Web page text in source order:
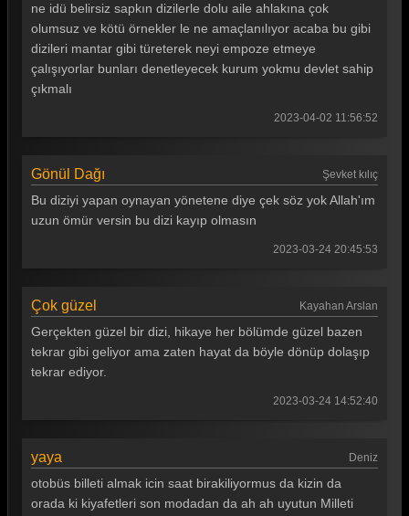
Gönül Dağı 83. Bölüm
Gönül Dağı 82. Bölüm
Gönül Dağı 81. Bölüm
Gönül Dağı 78. Bölüm
Gönül Dağı 77. Bölüm
Gönül Dağı 74. Bölüm
Gönül Dağı 73. Bölüm
Gönül Dağı 72. Bölüm
Gönül Dağı 69. Bölüm
ne idü belirsiz sapkın dizilerle dolu aile ahlakına çok
olumsuz ve kötü örnekler le ne amaçlanılıyor acaba bu gibi
dizileri mantar gibi türeterek neyi empoze etmeye
çalışıyorlar bunları denetleyecek kurum yokmu devlet sahip
çıkmalı
2023-04-02 11:56:52
Gönül Dağı Şevket kılıç
Bu diziyi yapan oynayan yönetene diye çek söz yok Allah'ım
uzun ömür versin bu dizi kayıp olmasın
2023-03-24 20:45:53
Çok güzel Kayahan Arslan
Gerçekten güzel bir dizi, hikaye her bölümde güzel bazen
tekrar gibi geliyor ama zaten hayat da böyle dönüp dolaşıp
tekrar ediyor.
2023-03-24 14:52:40
yaya Deniz
otobüs billeti almak icin saat birakiliyormus da kizin da
orada ki kiyafetleri son modadan da ah ah uyutun Milleti